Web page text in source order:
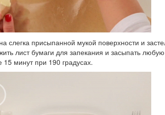
слегка присыпанной мукой поверхности и
лист бумаги для запекания и засыпать
15 минут при 190 градусах.